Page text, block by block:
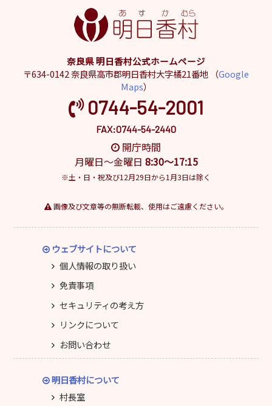
奈良県 明日香村公式ホームページ
〒634-0142 奈良県高市郡明日香村大字橘21番地 （Google
Maps）
0744-54-2001
FAX:0744-54-2440
開庁時間
月曜日～金曜日 8:30～17:15
※土・日・祝及び12月29日から1月3日は除く
画像及び文章等の無断転載、使用はご遠慮ください。
ウェブサイトについて
個人情報の取り扱い
免責事項
セキュリティの考え方
リンクについて
お問い合わせ
明日香村について
村長室